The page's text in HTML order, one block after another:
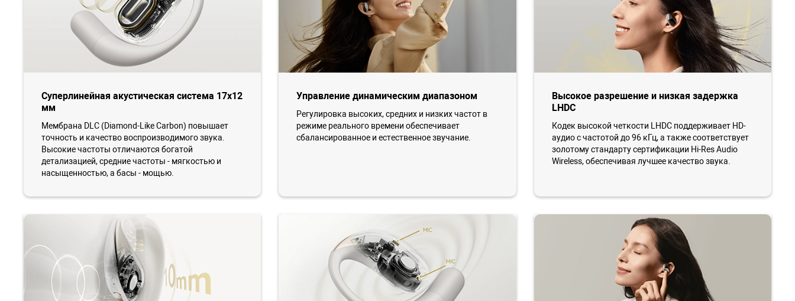
Суперлинейная акустическая система 17x12
мм
Мембрана DLC (Diamond-Like Carbon) повышает
точность и качество воспроизводимого звука.
Высокие частоты отличаются богатой
детализацией, средние частоты - мягкостью и
насыщенностью, а басы - мощью.
Управление динамическим диапазоном
Регулировка высоких, средних и низких частот в
режиме реального времени обеспечивает
сбалансированное и естественное звучание.
Высокое разрешение и низкая задержка
LHDC
Кодек высокой четкости LHDC поддерживает HD-
аудио с частотой до 96 кГц, а также соответствует
золотому стандарту сертификации Hi-Res Audio
Wireless, обеспечивая лучшее качество звука.